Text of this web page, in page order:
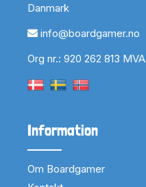
Danmark
info@boardgamer.no
Org nr.: 920 262 813 MVA
Information
Om Boardgamer